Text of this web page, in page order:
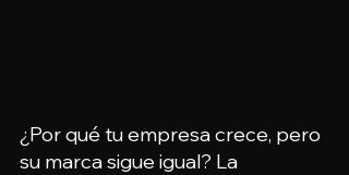
¿Por qué tu empresa crece, pero
su marca sigue igual? La